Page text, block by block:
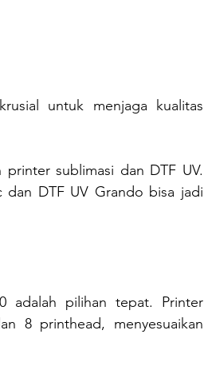
untuk menjaga kualitas
sublimasi dan DTF UV.
DTF UV Grando bisa jadi
adalah pilihan tepat. Printer
8 printhead, menyesuaikan